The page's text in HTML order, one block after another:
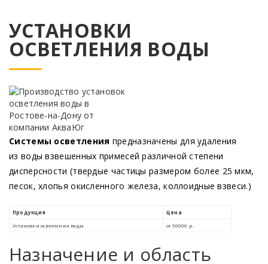
УСТАНОВКИ
ОСВЕТЛЕНИЯ ВОДЫ
Системы осветления предназначены для удаления
из воды взвешенных примесей различной степени
дисперсности (твердые частицы размером более 25 мкм,
песок, хлопья окисленного железа, коллоидные взвеси.)
Назначение и область